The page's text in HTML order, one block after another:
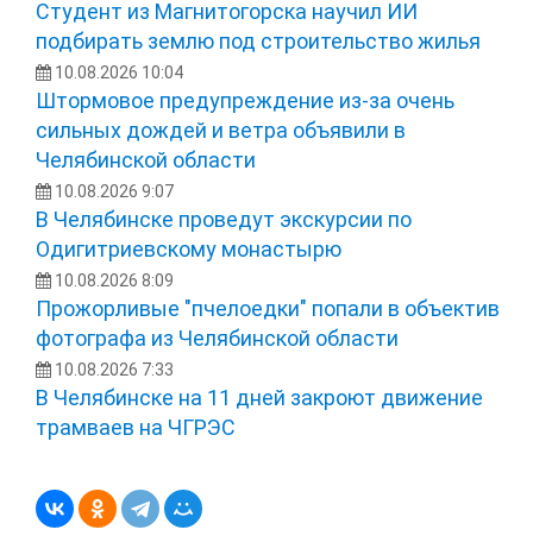
Студент из Магнитогорска научил ИИ
подбирать землю под строительство жилья
10.08.2026 10:04
Штормовое предупреждение из-за очень
сильных дождей и ветра объявили в
Челябинской области
10.08.2026 9:07
В Челябинске проведут экскурсии по
Одигитриевскому монастырю
10.08.2026 8:09
Прожорливые "пчелоедки" попали в объектив
фотографа из Челябинской области
10.08.2026 7:33
В Челябинске на 11 дней закроют движение
трамваев на ЧГРЭС